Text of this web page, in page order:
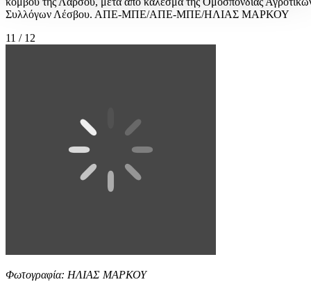
Συλλόγων Λέσβου. ΑΠΕ-ΜΠΕ/ΑΠΕ-ΜΠΕ/ΗΛΙΑΣ ΜΑΡΚΟΥ
11 / 12
Φωτογραφία: ΗΛΙΑΣ ΜΑΡΚΟΥ